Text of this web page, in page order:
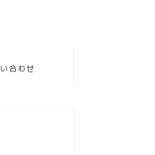
合わせ